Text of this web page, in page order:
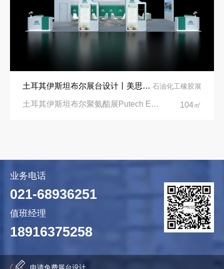
土耳其伊斯坦布尔展台设计丨美思德创新产品，打造聚氨酯行业标杆 石油化工橡胶展
土耳其伊斯坦布尔聚氨酯展Putech Eurasia|土耳其国际会展中心 104㎡
业务电话
021-68936251
值班经理
18916375258